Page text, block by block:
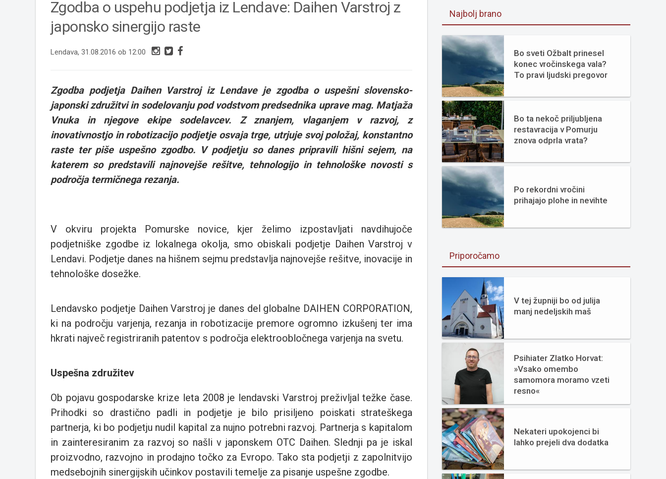
Zgodba o uspehu podjetja iz Lendave: Daihen Varstroj z
japonsko sinergijo raste
Lendava, 31.08.2016 ob 12:00
Zgodba podjetja Daihen Varstroj iz Lendave je zgodba o uspešni slovensko-
japonski združitvi in sodelovanju pod vodstvom predsednika uprave mag. Matjaža
Vnuka in njegove ekipe sodelavcev. Z znanjem, vlaganjem v razvoj, z
inovativnostjo in robotizacijo podjetje osvaja trge, utrjuje svoj položaj, konstantno
raste ter piše uspešno zgodbo. V podjetju so danes pripravili hišni sejem, na
katerem so predstavili najnovejše rešitve, tehnologijo in tehnološke novosti s
področja termičnega rezanja.
V okviru projekta Pomurske novice, kjer želimo izpostavljati navdihujoče
podjetniške zgodbe iz lokalnega okolja, smo obiskali podjetje Daihen Varstroj v
Lendavi. Podjetje danes na hišnem sejmu predstavlja najnovejše rešitve, inovacije in
tehnološke dosežke.
Lendavsko podjetje Daihen Varstroj je danes del globalne DAIHEN CORPORATION,
ki na področju varjenja, rezanja in robotizacije premore ogromno izkušenj ter ima
hkrati največ registriranih patentov s področja elektroobločnega varjenja na svetu.
Uspešna združitev
Ob pojavu gospodarske krize leta 2008 je lendavski Varstroj preživljal težke čase.
Prihodki so drastično padli in podjetje je bilo prisiljeno poiskati strateškega
partnerja, ki bo podjetju nudil kapital za nujno potrebni razvoj. Partnerja s kapitalom
in zainteresiranim za razvoj so našli v japonskem OTC Daihen. Slednji pa je iskal
proizvodno, razvojno in prodajno točko za Evropo. Tako sta podjetji z zapolnitvijo
medsebojnih sinergijskih učinkov postavili temelje za pisanje uspešne zgodbe.
Najbolj brano
Bo sveti Ožbalt prinesel
konec vročinskega vala?
To pravi ljudski pregovor
Bo ta nekoč priljubljena
restavracija v Pomurju
znova odprla vrata?
Po rekordni vročini
prihajajo plohe in nevihte
Priporočamo
V tej župniji bo od julija
manj nedeljskih maš
Psihiater Zlatko Horvat:
»Vsako omembo
samomora moramo vzeti
resno«
Nekateri upokojenci bi
lahko prejeli dva dodatka